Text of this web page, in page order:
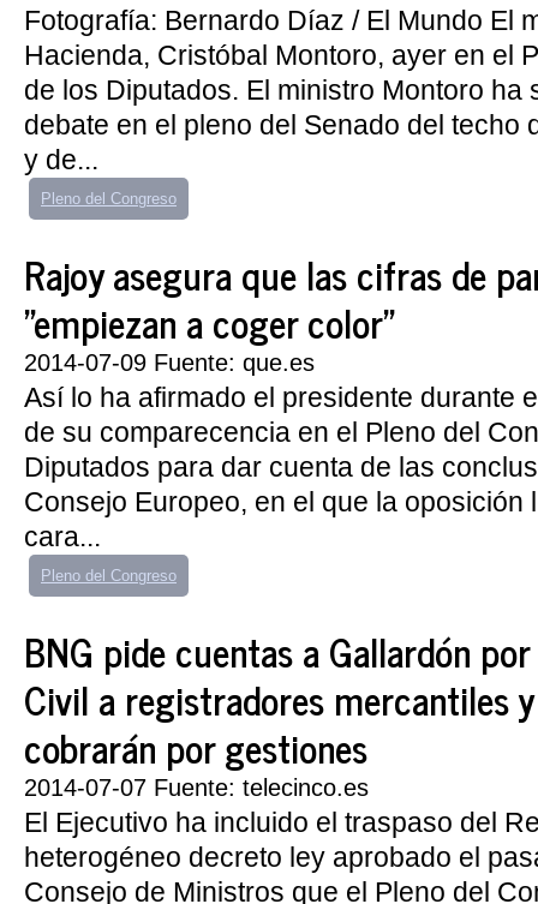
Fotografía: Bernardo Díaz / El Mundo El
Hacienda, Cristóbal Montoro, ayer en el
de los Diputados. El ministro Montoro ha
debate en el pleno del Senado del techo
y de...
Pleno del Congreso
Rajoy asegura que las cifras de
"empiezan a coger color"
2014-07-09 Fuente: que.es
Así lo ha afirmado el presidente durante
de su comparecencia en el Pleno del
Diputados para dar cuenta de las
Consejo Europeo, en el que la oposición
cara...
Pleno del Congreso
BNG pide cuentas a Gallardón
Civil a registradores mercantiles
cobrarán por gestiones
2014-07-07 Fuente: telecinco.es
El Ejecutivo ha incluido el traspaso del
heterogéneo decreto ley aprobado el
Consejo de Ministros que el Pleno del